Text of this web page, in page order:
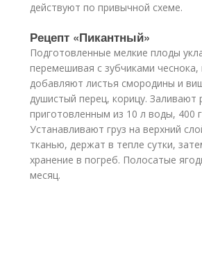
действуют по привычной схеме.
Рецепт «Пикантный»
Подготовленные мелкие плоды
перемешивая с зубчиками чеснока,
добавляют листья смородины и
душистый перец, корицу. Заливают
приготовленным из 10 л воды, 400
Устанавливают груз на верхний
тканью, держат в тепле сутки,
хранение в погреб. Полосатые
месяц.